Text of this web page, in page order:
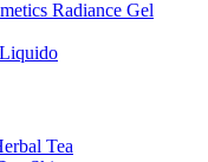
Radiance Gel
Tea